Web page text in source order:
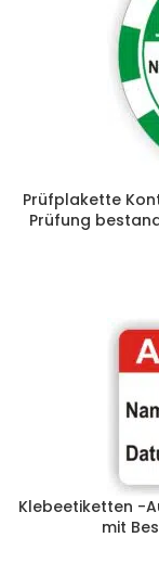
Prüfplakette
Prüfung
Klebeetiketten -
mit